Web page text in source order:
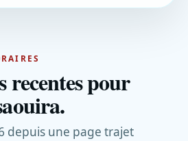
pour
depuis une page trajet